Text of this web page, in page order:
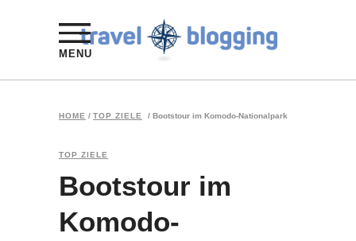
MENU
HOME / TOP ZIELE / Bootstour im Komodo-Nationalpark
TOP ZIELE
Bootstour im
Komodo-